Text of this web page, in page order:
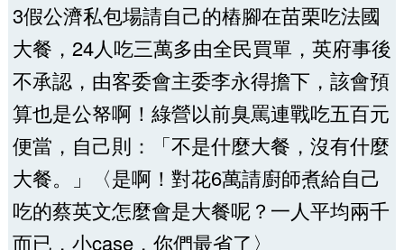
3假公濟私包場請自己的樁腳在苗栗吃法國
大餐，24人吃三萬多由全民買單，英府事後
不承認，由客委會主委李永得擔下，該會預
算也是公帑啊！綠營以前臭罵連戰吃五百元
便當，自己則：「不是什麼大餐，沒有什麼
大餐。」〈是啊！對花6萬請廚師煮給自己
吃的蔡英文怎麼會是大餐呢？一人平均兩千
而已，小case，你們最省了〉